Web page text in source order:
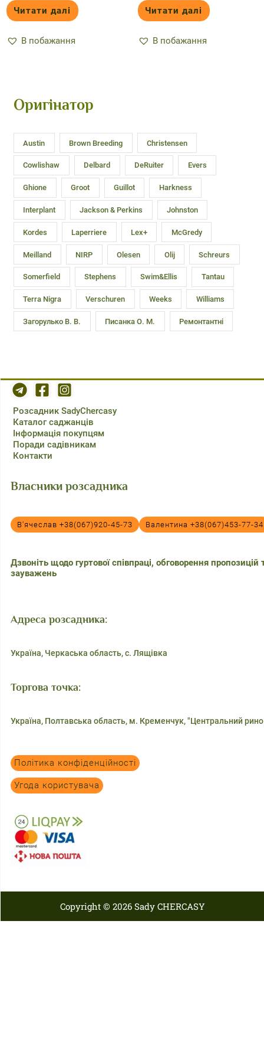
Читати далі
В побажання
Читати далі
В побажання
Оригінатор
Austin Brown Breeding Christensen
Cowlishaw Delbard DeRuiter Evers
Ghione Groot Guillot Harkness
Interplant Jackson & Perkins Johnston
Kordes Laperriere Lex+ McGredy
Meilland NIRP Olesen Olij Schreurs
Somerfield Stephens Swim&Ellis Tantau
Terra Nigra Verschuren Weeks Williams
Загорулько В. В. Писанка О. М. Ремонтантні
Розсадник SadyChercasy
Каталог саджанців
Інформація покупцям
Поради садівникам
Контакти
Власники розсадника
В'ячеслав +38(067)920-45-73 Валентина +38(067)453-77-34
Дзвоніть щодо гуртової співпраці, обговорення пропозицій
зауважень
Адреса розсадника:
Україна, Черкаська область, с. Лящівка
Торгова точка:
Україна, Полтавська область, м. Кременчук, "Центральний
Політика конфіденційності
Угода користувача
Copyright © 2026 Sady CHERCASY